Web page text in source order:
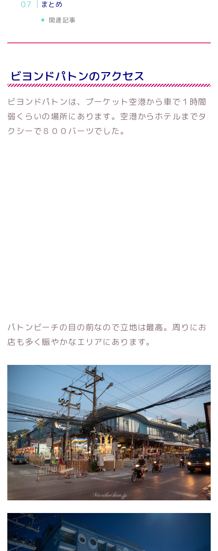
まとめ
関連記事
ビヨンドパトンのアクセス
ビヨンドパトンは、プーケット空港から車で１時間
弱くらいの場所にあります。空港からホテルまでタ
クシーで８００バーツでした。
パトンビーチの目の前なので立地は最高。周りにお
店も多く賑やかなエリアにあります。